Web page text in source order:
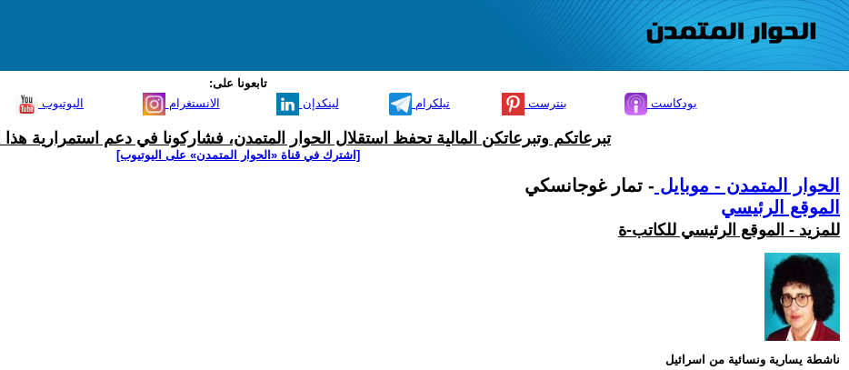
تابعونا على:
اليوتيوب الانستغرام لينكدإن تيلكرام بنترست بودكاست
تبرعاتكم وتبرعاتكن المالية تحفظ استقلال الحوار المتمدن، فشاركونا في دعم استمرارية هذا
[اشترك في قناة ‫«الحوار المتمدن» على اليوتيوب]
الحوار المتمدن - موبايل - تمار غوجانسكي
الموقع الرئيسي
للمزيد - الموقع الرئيسي للكاتب-ة
ناشطة يسارية ونسائية من اسرائيل